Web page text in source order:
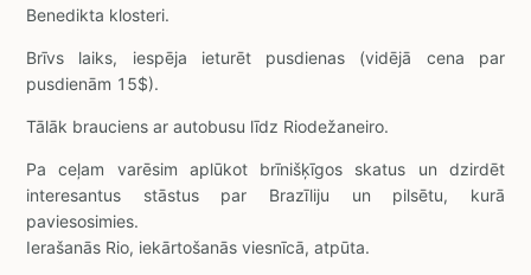
Benedikta klosteri.
Brīvs laiks, iespēja ieturēt pusdienas (vidējā cena par
pusdienām 15$).
Tālāk brauciens ar autobusu līdz Riodežaneiro.
Pa ceļam varēsim aplūkot brīnišķīgos skatus un dzirdēt
interesantus stāstus par Brazīliju un pilsētu, kurā
paviesosimies.
Ierašanās Rio, iekārtošanās viesnīcā, atpūta.